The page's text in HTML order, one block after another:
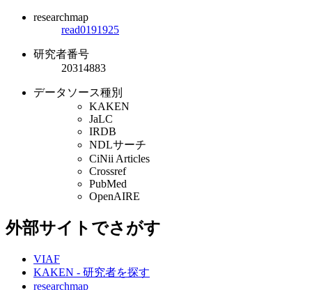
researchmap
read0191925
研究者番号
20314883
データソース種別
KAKEN
JaLC
IRDB
NDLサーチ
CiNii Articles
Crossref
PubMed
OpenAIRE
外部サイトでさがす
VIAF
KAKEN - 研究者を探す
researchmap